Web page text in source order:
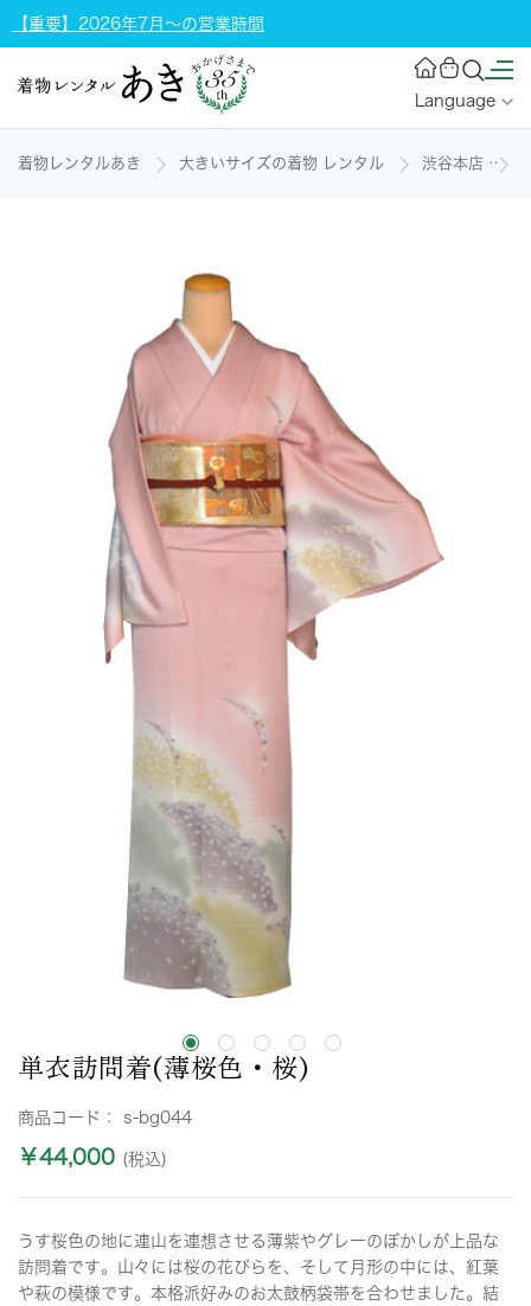
【重要】2026年7月～の営業時間
Language
着物レンタルあき 大きいサイズの着物 レンタル 渋谷本店
単衣訪問着(薄桜色・桜)
商品コード： s-bg044
￥44,000 (税込)
うす桜色の地に連山を連想させる薄紫やグレーのぼかしが上品な
訪問着です。山々には桜の花びらを、そして月形の中には、紅葉
や萩の模様です。本格派好みのお太鼓柄袋帯を合わせました。結